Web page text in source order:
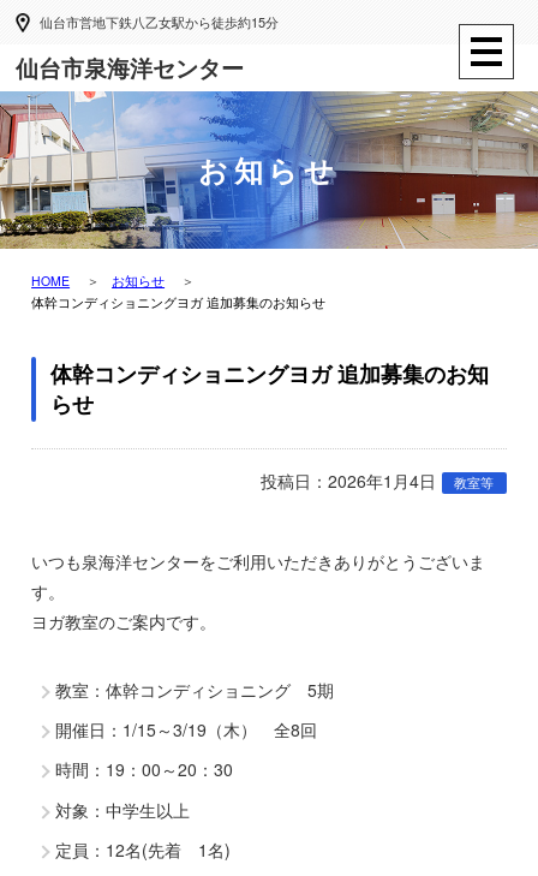
仙台市営地下鉄八乙女駅から徒歩約15分
仙台市泉海洋センター
お知らせ
HOME
お知らせ
体幹コンディショニングヨガ 追加募集のお知らせ
体幹コンディショニングヨガ 追加募集のお知
らせ
投稿日：2026年1月4日 教室等
いつも泉海洋センターをご利用いただきありがとうございま
す。
ヨガ教室のご案内です。
教室：体幹コンディショニング 5期
開催日：1/15～3/19（木） 全8回
時間：19：00～20：30
対象：中学生以上
定員：12名(先着 1名)